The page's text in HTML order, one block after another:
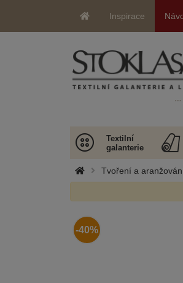
Inspirace
…
Textilní
galanterie
Tvoření a
-40%